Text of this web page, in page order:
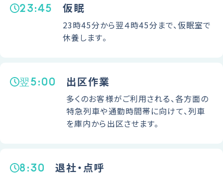
23:45 仮眠
23時45分から翌４時45分まで、仮眠室で
休養します。
翌5:00 出区作業
多くのお客様がご利用される、各方面の
特急列車や通勤時間帯に向けて、列車
を庫内から出区させます。
8:30 退社・点呼